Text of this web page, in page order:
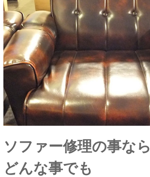
ソファー修理の事なら
どんな事でも